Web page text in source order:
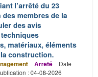
l’arrêté du 23
membres de la
des avis
matériaux, éléments
construction.
Arrêté
Date
: 04-08-2026